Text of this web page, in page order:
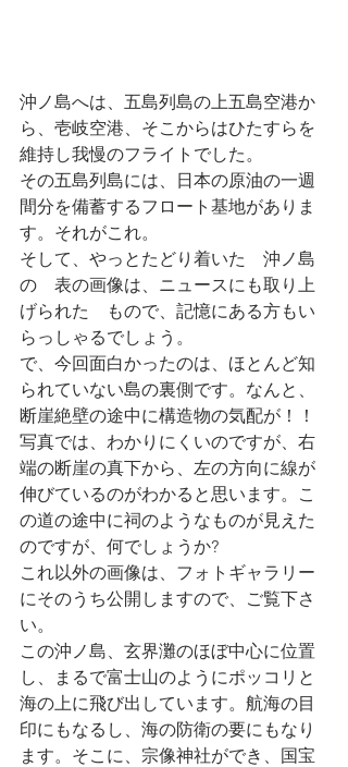
沖ノ島へは、五島列島の上五島空港か
ら、壱岐空港、そこからはひたすらを
維持し我慢のフライトでした。
その五島列島には、日本の原油の一週
間分を備蓄するフロート基地がありま
す。それがこれ。
そして、やっとたどり着いた　沖ノ島
の　表の画像は、ニュースにも取り上
げられた　もので、記憶にある方もい
らっしゃるでしょう。
で、今回面白かったのは、ほとんど知
られていない島の裏側です。なんと、
断崖絶壁の途中に構造物の気配が！！
写真では、わかりにくいのですが、右
端の断崖の真下から、左の方向に線が
伸びているのがわかると思います。こ
の道の途中に祠のようなものが見えた
のですが、何でしょうか?
これ以外の画像は、フォトギャラリー
にそのうち公開しますので、ご覧下さ
い。
この沖ノ島、玄界灘のほぼ中心に位置
し、まるで富士山のようにポッコリと
海の上に飛び出しています。航海の目
印にもなるし、海の防衛の要にもなり
ます。そこに、宗像神社ができ、国宝